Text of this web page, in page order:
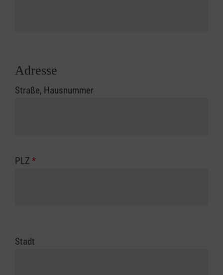
Adresse
Straße, Hausnummer
PLZ *
Stadt